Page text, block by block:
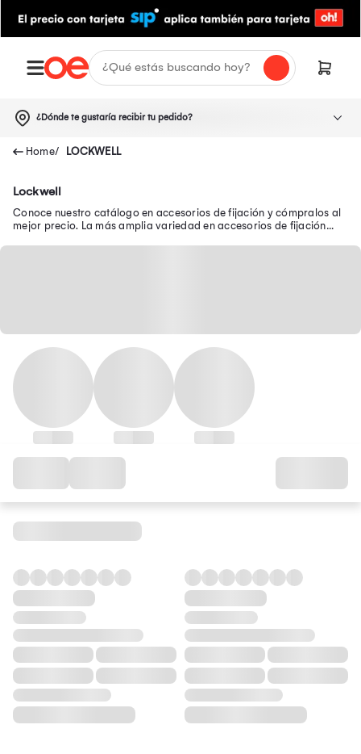
¿Dónde te gustaría recibir tu pedido?
LOCKWELL
Lockwell
Conoce nuestro catálogo en accesorios de fijación y cómpralos al
mejor precio. La más amplia variedad en accesorios de fijación